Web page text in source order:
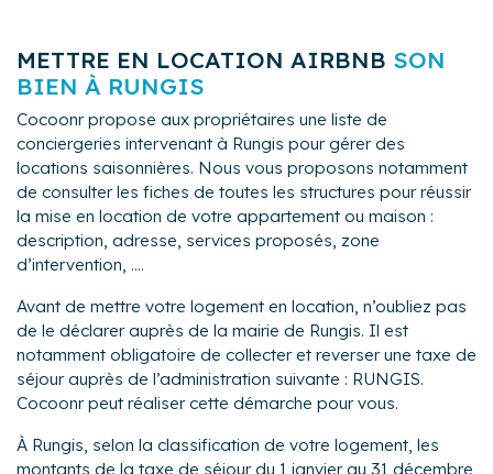
METTRE EN LOCATION AIRBNB SON
BIEN À RUNGIS
Cocoonr propose aux propriétaires une liste de
conciergeries intervenant à Rungis pour gérer des
locations saisonnières. Nous vous proposons notamment
de consulter les fiches de toutes les structures pour réussir
la mise en location de votre appartement ou maison :
description, adresse, services proposés, zone
d’intervention, ....
Avant de mettre votre logement en location, n’oubliez pas
de le déclarer auprès de la mairie de Rungis. Il est
notamment obligatoire de collecter et reverser une taxe de
séjour auprès de l’administration suivante : RUNGIS.
Cocoonr peut réaliser cette démarche pour vous.
À Rungis, selon la classification de votre logement, les
montants de la taxe de séjour du 1 janvier au 31 décembre